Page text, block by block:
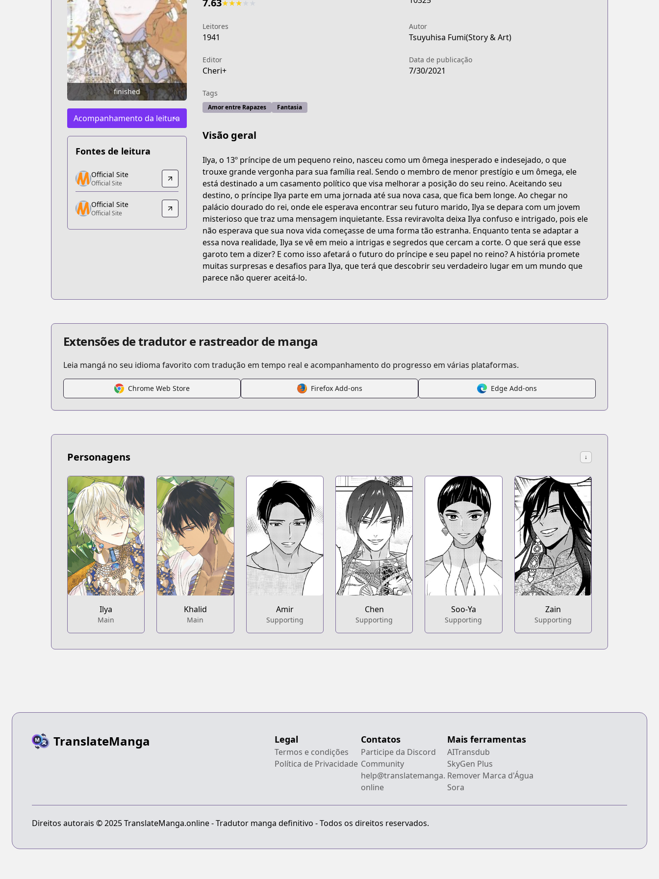
finished
Acompanhamento da leitura
Fontes de leitura
Official Site
Official Site
https://www.sublimemanga.com/read/manga/palace-of-the-omega-1/product/945
Official Site
Official Site
https://www.shinshokan.co.jp/book/b633247.html
Official Site
Official Site
Official Site
Official Site
7.63★★★
Leitores
1941
Autor
Tsuyuhisa Fumi(Story & Art)
Editor
Cheri+
Data de publicação
7/30/2021
Tags
Amor entre Rapazes Fantasia
Visão geral
Ilya, o 13º príncipe de um pequeno reino, nasceu como um ômega inesperado e indesejado, o que
trouxe grande vergonha para sua família real. Sendo o membro de menor prestígio e um ômega, ele
está destinado a um casamento político que visa melhorar a posição do seu reino. Aceitando seu
destino, o príncipe Ilya parte em uma jornada até sua nova casa, que fica bem longe. Ao chegar no
palácio dourado do rei, onde ele esperava encontrar seu futuro marido, Ilya se depara com um jovem
misterioso que traz uma mensagem inquietante. Essa reviravolta deixa Ilya confuso e intrigado, pois ele
não esperava que sua nova vida começasse de uma forma tão estranha. Enquanto tenta se adaptar a
essa nova realidade, Ilya se vê em meio a intrigas e segredos que cercam a corte. O que será que esse
garoto tem a dizer? E como isso afetará o futuro do príncipe e seu papel no reino? A história promete
muitas surpresas e desafios para Ilya, que terá que descobrir seu verdadeiro lugar em um mundo que
parece não querer aceitá-lo.
Extensões de tradutor e rastreador de manga
Leia mangá no seu idioma favorito com tradução em tempo real e acompanhamento do progresso em várias plataformas.
Chrome Web Store Firefox Add-ons Edge Add-ons
Personagens ↓
Ilya
Main
Khalid
Main
Amir
Supporting
Chen
Supporting
Soo-Ya
Supporting
Zain
Supporting
TranslateManga Legal
Termos e condições
Política de Privacidade
Contatos
Participe da Discord
Community
help@translatemanga.
online
Mais ferramentas
AITransdub
SkyGen Plus
Remover Marca d'Água
Sora
Direitos autorais © 2025 TranslateManga.online - Tradutor manga definitivo - Todos os direitos reservados.